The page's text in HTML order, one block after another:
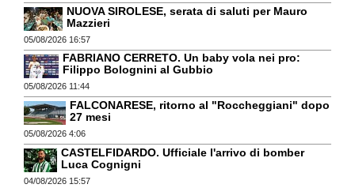
NUOVA SIROLESE, serata di saluti per Mauro
Mazzieri
05/08/2026 16:57
FABRIANO CERRETO. Un baby vola nei pro:
Filippo Bolognini al Gubbio
05/08/2026 11:44
FALCONARESE, ritorno al "Roccheggiani" dopo
27 mesi
05/08/2026 4:06
CASTELFIDARDO. Ufficiale l'arrivo di bomber
Luca Cognigni
04/08/2026 15:57